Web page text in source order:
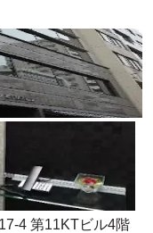
4 第11KTビル4階